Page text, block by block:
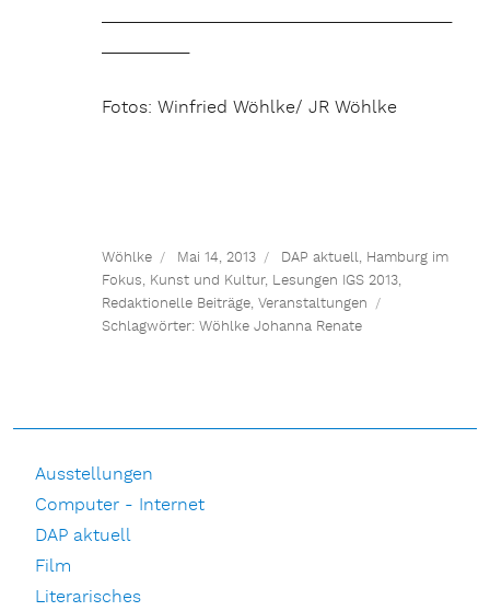
Fotos: Winfried Wöhlke/ JR Wöhlke
Wöhlke Mai 14, 2013 DAP aktuell, Hamburg im
Fokus, Kunst und Kultur, Lesungen IGS 2013,
Redaktionelle Beiträge,Veranstaltungen
Schlagwörter:Wöhlke Johanna Renate
Ausstellungen
Computer - Internet
DAP aktuell
Film
Literarisches